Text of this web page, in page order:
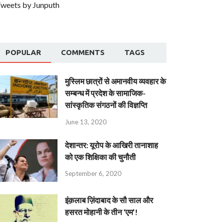
by Junputh
POPULAR COMMENTS TAGS
मुस्लिम छात्रों से अमानवीय व्यवहार के
सम्बन्ध में प्रदेश के सामाजिक-
सांस्कृतिक संगठनों की विज्ञप्ति
June 13, 2020
देशान्‍तर: यूरोप के आखिरी तानाशाह
को एक शिक्षिका की चुनौती
September 6, 2020
इंक़लाब ज़िंदाबाद के सौ साल और
हसरत मोहानी के तीन ‘एम’!